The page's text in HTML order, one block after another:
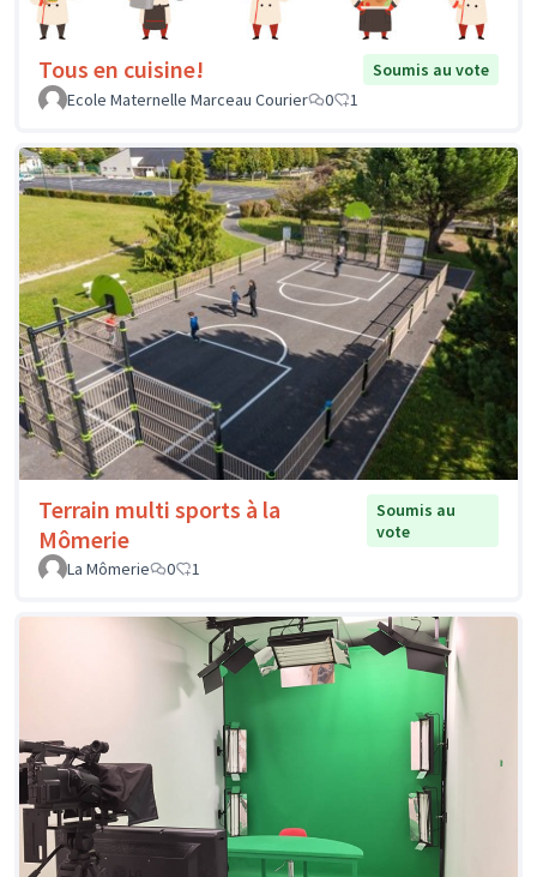
Tous en cuisine!
Soumis au vote
Ecole Maternelle Marceau Courier
0 1
Terrain multi sports à la
Mômerie
Soumis au
vote
La Mômerie
0 1